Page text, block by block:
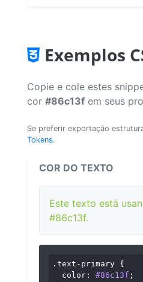
Exemplos
Copie e cole estes
cor #86c13f em seus
Se preferir exportação
Tokens.
COR DO TEXTO
Este texto está
#86c13f.
.text-primary {
color : #86c13f ;